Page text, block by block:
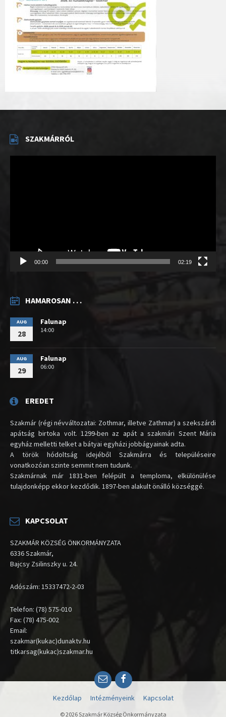
SZAKMÁRRÓL
00:00 02:19
HAMAROSAN . . .
AUG
28
Falunap
14:00
AUG
29
Falunap
06:00
EREDET
Szakmár (régi névváltozatai: Zothmar, illetve Zathmar) a szekszárdi
apátság birtoka volt. 1299-ben az apát a szakmári Szent Mária
egyház melletti telket a bátyai egyházi jobbágyainak adta.
A török hódoltság idejéből Szakmárra és településeire
vonatkozóan szinte semmit nem tudunk.
Szakmárnak már 1831-ben felépült a temploma, elkülönülése
tulajdonképp ekkor kezdődik. 1897-ben alakult önálló községgé.
KAPCSOLAT
SZAKMÁR KÖZSÉG ÖNKORMÁNYZATA
6336 Szakmár,
Bajcsy Zsilinszky u. 24.
Adószám: 15337472-2-03
Telefon: (78) 575-010
Fax: (78) 475-002
Email:
szakmar(kukac)dunaktv.hu
titkarsag(kukac)szakmar.hu
EmailFacebook
Kezdőlap Intézményeink Kapcsolat
© 2026 Szakmár Község Önkormányzata